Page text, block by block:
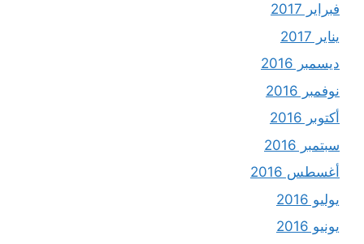
فبراير 2017
يناير 2017
ديسمبر 2016
نوفمبر 2016
أكتوبر 2016
سبتمبر 2016
أغسطس 2016
يوليو 2016
يونيو 2016